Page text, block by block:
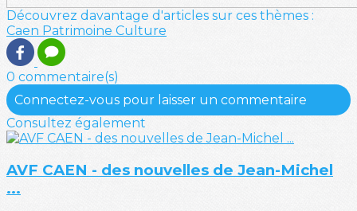
Découvrez davantage d'articles sur ces thèmes :
Caen Patrimoine Culture
0 commentaire(s)
Connectez-vous pour laisser un commentaire
Consultez également
AVF CAEN - des nouvelles de Jean-Michel
...